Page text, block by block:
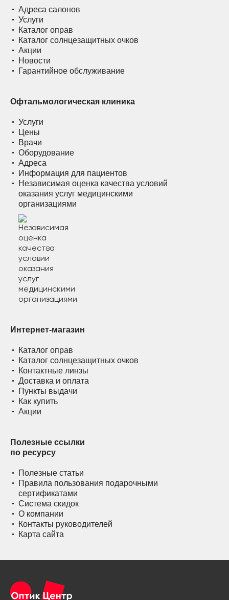
Адреса салонов
Услуги
Каталог оправ
Каталог солнцезащитных очков
Акции
Новости
Гарантийное обслуживание
Офтальмологическая клиника
Услуги
Цены
Врачи
Оборудование
Адреса
Информация для пациентов
Независимая оценка качества условий
оказания услуг медицинскими
организациями
Интернет-магазин
Каталог оправ
Каталог солнцезащитных очков
Контактные линзы
Доставка и оплата
Пункты выдачи
Как купить
Акции
Полезные ссылки
по ресурсу
Полезные статьи
Правила пользования подарочными
сертификатами
Система скидок
О компании
Контакты руководителей
Карта сайта